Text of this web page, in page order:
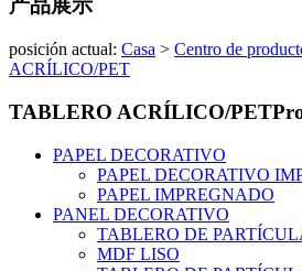
产品展示
posición actual: Casa > Centro de
ACRÍLICO/PET
TABLERO ACRÍLICO/PET
PAPEL DECORATIVO
PAPEL DECORATIVO
PAPEL IMPREGNADO
PANEL DECORATIVO
TABLERO DE
MDF LISO